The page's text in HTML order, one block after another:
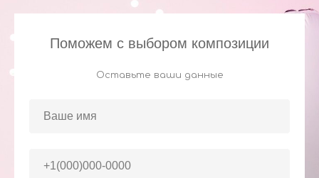
Поможем с выбором композиции
Оставьте ваши данные